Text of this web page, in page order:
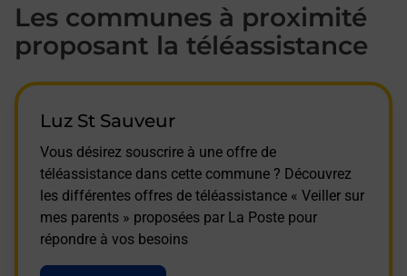
Les communes à proximité
proposant la téléassistance
Luz St Sauveur
Vous désirez souscrire à une offre de
téléassistance dans cette commune ? Découvrez
les différentes offres de téléassistance « Veiller sur
mes parents » proposées par La Poste pour
répondre à vos besoins